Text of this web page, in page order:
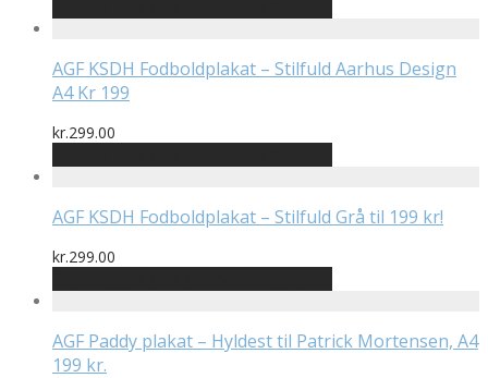
AGF KSDH Fodboldplakat – Stilfuld Aarhus Design
A4 Kr 199
kr.299.00
AGF KSDH Fodboldplakat – Stilfuld Grå til 199 kr!
kr.299.00
AGF Paddy plakat – Hyldest til Patrick Mortensen, A4
199 kr.